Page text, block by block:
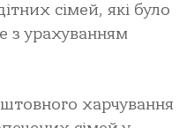
сімей, які було
з урахуванням
харчування